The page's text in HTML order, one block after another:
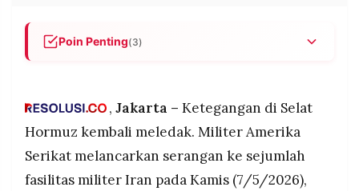
Poin Penting(3)
diserang rudal dan drone IRGC di Selat Hormuz,
memulai dengan menyerang kapal tanker minyak
Iran di dekat Jask.
Trump menegaskan gencatan senjata masih
, Jakarta – Ketegangan di Selat
Hormuz kembali meledak. Militer Amerika
Serikat melancarkan serangan ke sejumlah
fasilitas militer Iran pada Kamis (7/5/2026),